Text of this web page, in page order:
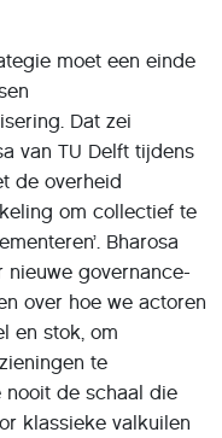
moet een einde
Dat zei
van TU Delft tijdens
de overheid
om collectief te
Bharosa
governance-
over hoe we actoren
en stok, om
te
nooit de schaal die
klassieke valkuilen